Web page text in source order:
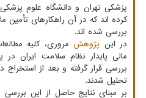
پزشکی تهران و دانشگاه علوم
کرده اند که در آن راهکارهای تأمین
بررسی شده اند.
در این پژوهش مروری، کلیه
مالی پایدار نظام سلامت ایران در
بررسی قرار گرفته و بعد از
تحلیل شدند.